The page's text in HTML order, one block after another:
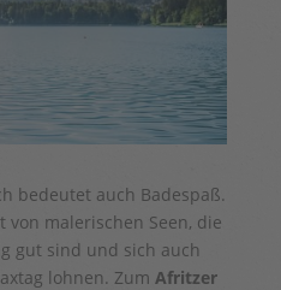
bedeutet auch Badespaß.
von malerischen Seen, die
gut sind und sich auch
lohnen. Zum Afritzer